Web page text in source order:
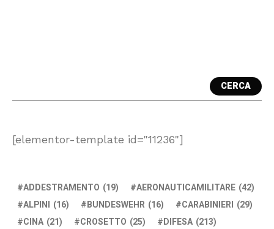
CERCA
[elementor-template id="11236"]
ADDESTRAMENTO (19) AERONAUTICAMILITARE (42)
ALPINI (16) BUNDESWEHR (16) CARABINIERI (29)
CINA (21) CROSETTO (25) DIFESA (213)